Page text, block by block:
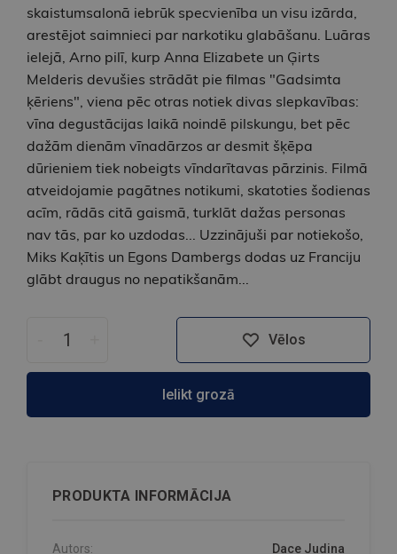
skaistumsalonā iebrūk specvienība un visu izārda,
arestējot saimnieci par narkotiku glabāšanu. Luāras
ielejā, Arno pilī, kurp Anna Elizabete un Ģirts
Melderis devušies strādāt pie filmas "Gadsimta
ķēriens", viena pēc otras notiek divas slepkavības:
vīna degustācijas laikā noindē pilskungu, bet pēc
dažām dienām vīnadārzos ar desmit šķēpa
dūrieniem tiek nobeigts vīndarītavas pārzinis. Filmā
atveidojamie pagātnes notikumi, skatoties šodienas
acīm, rādās citā gaismā, turklāt dažas personas
nav tās, par ko uzdodas... Uzzinājuši par notiekošo,
Miks Kaķītis un Egons Dambergs dodas uz Franciju
glābt draugus no nepatikšanām...
Vēlos
Ielikt grozā
PRODUKTA INFORMĀCIJA
Autors: Dace Judina